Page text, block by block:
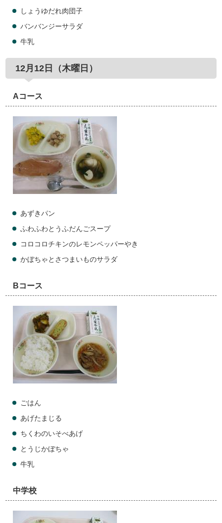
しょうゆだれ肉団子
バンバンジーサラダ
牛乳
12月12日（木曜日）
Aコース
あずきパン
ふわふわとうふだんごスープ
コロコロチキンのレモンペッパーやき
かぼちゃとさつまいものサラダ
Bコース
ごはん
あげたまじる
ちくわのいそべあげ
とうじかぼちゃ
牛乳
中学校